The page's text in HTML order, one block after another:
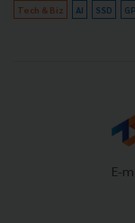
Tech & Biz AI SSD
E-